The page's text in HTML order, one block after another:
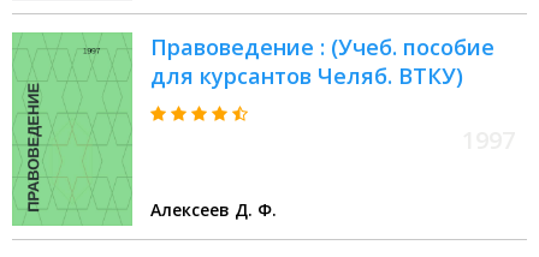
Правоведение : (Учеб. пособие
для курсантов Челяб. ВТКУ)
Алексеев Д. Ф.